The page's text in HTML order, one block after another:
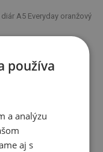
diár A5 Everyday oranžový
používa
a analýzu
aj s